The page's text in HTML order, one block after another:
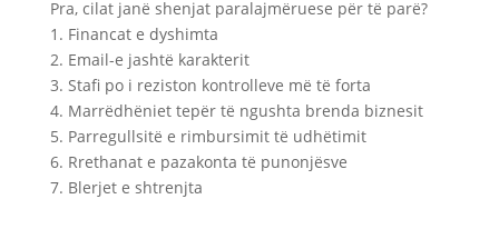
Pra, cilat janë shenjat paralajmëruese për të parë?
1. Financat e dyshimta
2. Email-e jashtë karakterit
3. Stafi po i reziston kontrolleve më të forta
4. Marrëdhëniet tepër të ngushta brenda biznesit
5. Parregullsitë e rimbursimit të udhëtimit
6. Rrethanat e pazakonta të punonjësve
7. Blerjet e shtrenjta